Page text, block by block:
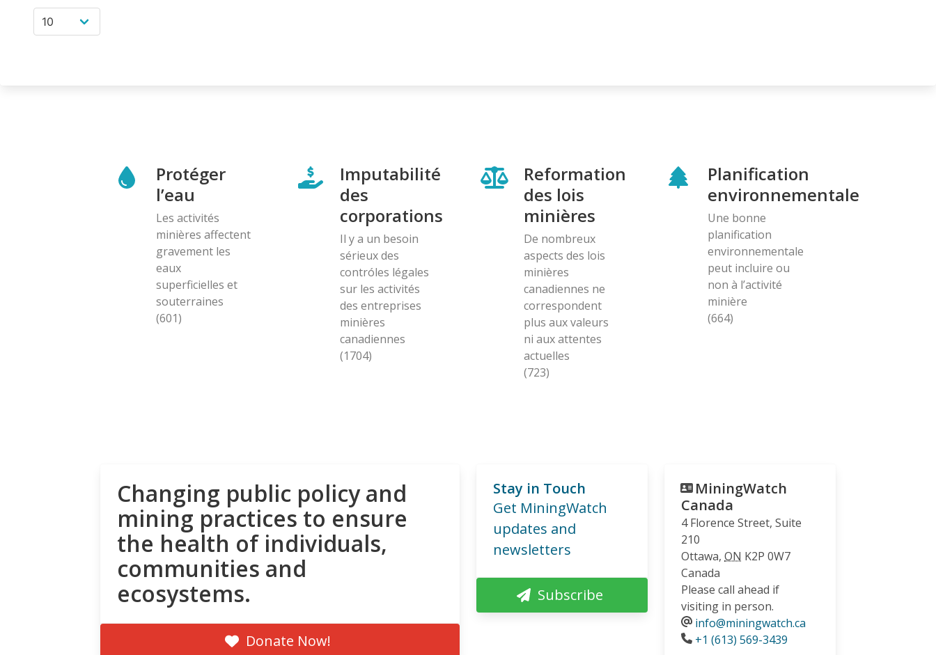
Protéger
l’eau
Les activités
minières affectent
gravement les
eaux
superficielles et
souterraines
(601)
Imputabilité
des
corporations
Il y a un besoin
sérieux des
contróles légales
sur les activités
des entreprises
minières
canadiennes
(1704)
Reformation
des lois
minières
De nombreux
aspects des lois
minières
canadiennes ne
correspondent
plus aux valeurs
ni aux attentes
actuelles
(723)
Planification
environnementale
Une bonne
planification
environnementale
peut incluire ou
non à l’activité
minière
(664)
Changing public policy and
mining practices to ensure
the health of individuals,
communities and
ecosystems.
Donate Now!
Stay in Touch
Get MiningWatch
updates and
newsletters
Subscribe
MiningWatch
Canada
4 Florence Street, Suite
210
Ottawa, ON K2P 0W7
Canada
Please call ahead if
visiting in person.
info@miningwatch.ca
Phone
+1 (613) 569-3439